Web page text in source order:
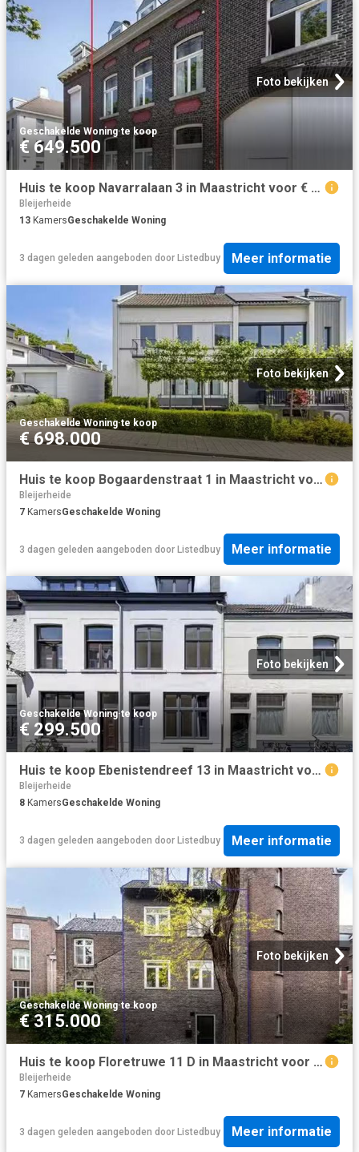
Foto bekijken
Geschakelde Woning·te koop
€ 649.500
Huis te koop Navarralaan 3 in Maastricht voor € 649.500
Bleijerheide
13 KamersGeschakelde Woning
3 dagen geleden aangeboden door Listedbuy Meer informatie
Foto bekijken
Geschakelde Woning·te koop
€ 698.000
Huis te koop Bogaardenstraat 1 in Maastricht voor € 698.000
Bleijerheide
7 KamersGeschakelde Woning
3 dagen geleden aangeboden door Listedbuy Meer informatie
Foto bekijken
Geschakelde Woning·te koop
€ 299.500
Huis te koop Ebenistendreef 13 in Maastricht voor € 299.500
Bleijerheide
8 KamersGeschakelde Woning
3 dagen geleden aangeboden door Listedbuy Meer informatie
Foto bekijken
Geschakelde Woning·te koop
€ 315.000
Huis te koop Floretruwe 11 D in Maastricht voor € 315.000
Bleijerheide
7 KamersGeschakelde Woning
3 dagen geleden aangeboden door Listedbuy Meer informatie